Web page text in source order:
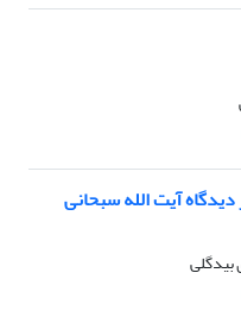
آیت الله سبحانی